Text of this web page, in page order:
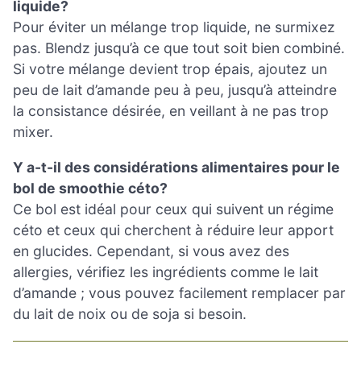
liquide?
Pour éviter un mélange trop liquide, ne surmixez
pas. Blendz jusqu’à ce que tout soit bien combiné.
Si votre mélange devient trop épais, ajoutez un
peu de lait d’amande peu à peu, jusqu’à atteindre
la consistance désirée, en veillant à ne pas trop
mixer.
Y a-t-il des considérations alimentaires pour le
bol de smoothie céto?
Ce bol est idéal pour ceux qui suivent un régime
céto et ceux qui cherchent à réduire leur apport
en glucides. Cependant, si vous avez des
allergies, vérifiez les ingrédients comme le lait
d’amande ; vous pouvez facilement remplacer par
du lait de noix ou de soja si besoin.